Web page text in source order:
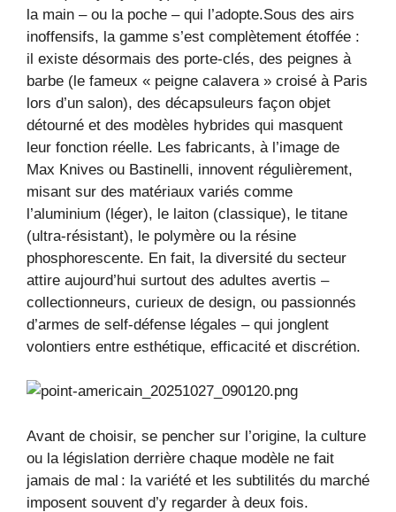
la main – ou la poche – qui l’adopte.Sous des airs
inoffensifs, la gamme s’est complètement étoffée :
il existe désormais des porte-clés, des peignes à
barbe (le fameux « peigne calavera » croisé à Paris
lors d’un salon), des décapsuleurs façon objet
détourné et des modèles hybrides qui masquent
leur fonction réelle. Les fabricants, à l’image de
Max Knives ou Bastinelli, innovent régulièrement,
misant sur des matériaux variés comme
l’aluminium (léger), le laiton (classique), le titane
(ultra-résistant), le polymère ou la résine
phosphorescente. En fait, la diversité du secteur
attire aujourd’hui surtout des adultes avertis –
collectionneurs, curieux de design, ou passionnés
d’armes de self-défense légales – qui jonglent
volontiers entre esthétique, efficacité et discrétion.
Avant de choisir, se pencher sur l’origine, la culture
ou la législation derrière chaque modèle ne fait
jamais de mal : la variété et les subtilités du marché
imposent souvent d’y regarder à deux fois.